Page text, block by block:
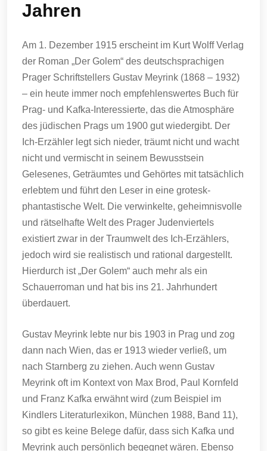
Jahren
Am 1. Dezember 1915 erscheint im Kurt Wolff Verlag
der Roman „Der Golem“ des deutschsprachigen
Prager Schriftstellers Gustav Meyrink (1868 – 1932)
– ein heute immer noch empfehlenswertes Buch für
Prag- und Kafka-Interessierte, das die Atmosphäre
des jüdischen Prags um 1900 gut wiedergibt. Der
Ich-Erzähler legt sich nieder, träumt nicht und wacht
nicht und vermischt in seinem Bewusstsein
Gelesenes, Geträumtes und Gehörtes mit tatsächlich
erlebtem und führt den Leser in eine grotesk-
phantastische Welt. Die verwinkelte, geheimnisvolle
und rätselhafte Welt des Prager Judenviertels
existiert zwar in der Traumwelt des Ich-Erzählers,
jedoch wird sie realistisch und rational dargestellt.
Hierdurch ist „Der Golem“ auch mehr als ein
Schauerroman und hat bis ins 21. Jahrhundert
überdauert.
Gustav Meyrink lebte nur bis 1903 in Prag und zog
dann nach Wien, das er 1913 wieder verließ, um
nach Starnberg zu ziehen. Auch wenn Gustav
Meyrink oft im Kontext von Max Brod, Paul Kornfeld
und Franz Kafka erwähnt wird (zum Beispiel im
Kindlers Literaturlexikon, München 1988, Band 11),
so gibt es keine Belege dafür, dass sich Kafka und
Meyrink auch persönlich begegnet wären. Ebenso